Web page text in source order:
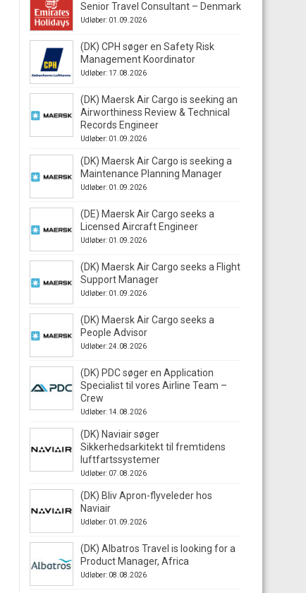
Senior Travel Consultant – Denmark
Udløber: 01.09.2026
(DK) CPH søger en Safety Risk
Management Koordinator
Udløber: 17.08.2026
(DK) Maersk Air Cargo is seeking an
Airworthiness Review & Technical
Records Engineer
Udløber: 01.09.2026
(DK) Maersk Air Cargo is seeking a
Maintenance Planning Manager
Udløber: 01.09.2026
(DE) Maersk Air Cargo seeks a
Licensed Aircraft Engineer
Udløber: 01.09.2026
(DK) Maersk Air Cargo seeks a Flight
Support Manager
Udløber: 01.09.2026
(DK) Maersk Air Cargo seeks a
People Advisor
Udløber: 24.08.2026
(DK) PDC søger en Application
Specialist til vores Airline Team –
Crew
Udløber: 14.08.2026
(DK) Naviair søger
Sikkerhedsarkitekt til fremtidens
luftfartssystemer
Udløber: 07.08.2026
(DK) Bliv Apron-flyveleder hos
Naviair
Udløber: 01.09.2026
(DK) Albatros Travel is looking for a
Product Manager, Africa
Udløber: 08.08.2026